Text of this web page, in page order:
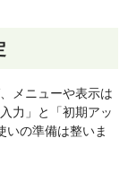
メニューや表示は
力」と「初期アッ
いの準備は整いま